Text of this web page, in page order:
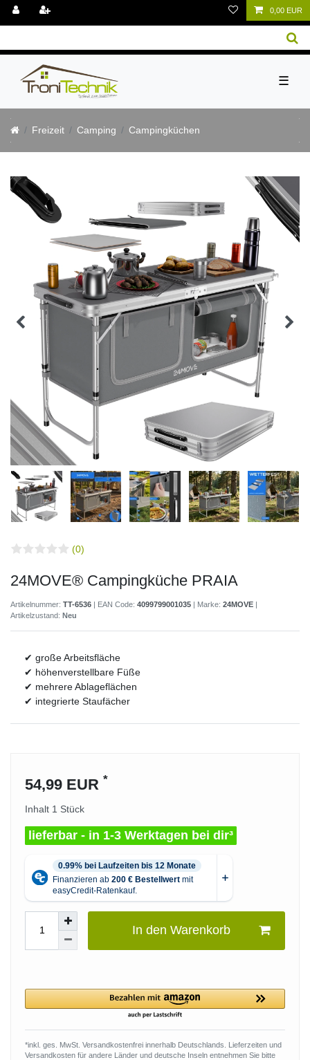
0,00 EUR
☰
Freizeit Camping Campingküchen
(0)
24MOVE® Campingküche PRAIA
Artikelnummer: TT-6536 | EAN Code: 4099799001035 | Marke: 24MOVE |
Artikelzustand: Neu
✔ große Arbeitsfläche
✔ höhenverstellbare Füße
✔ mehrere Ablageflächen
✔ integrierte Staufächer
54,99 EUR *
Inhalt 1 Stück
lieferbar - in 1-3 Werktagen bei dir³
In den Warenkorb
*inkl. ges. MwSt. Versandkostenfrei innerhalb Deutschlands. Lieferzeiten und
Versandkosten für andere Länder und deutsche Inseln entnehmen Sie bitte